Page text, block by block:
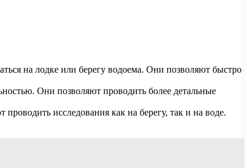
на лодке или берегу водоема. Они позволяют быстро
Они позволяют проводить более детальные
исследования как на берегу, так и на воде.